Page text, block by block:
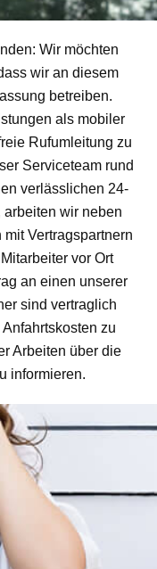
Wir möchten
wir an diesem
betreiben.
als mobiler
Rufumleitung zu
Serviceteam rund
verlässlichen 24-
wir neben
Vertragspartnern
vor Ort
an einen unserer
sind vertraglich
zu
Arbeiten über die
informieren.